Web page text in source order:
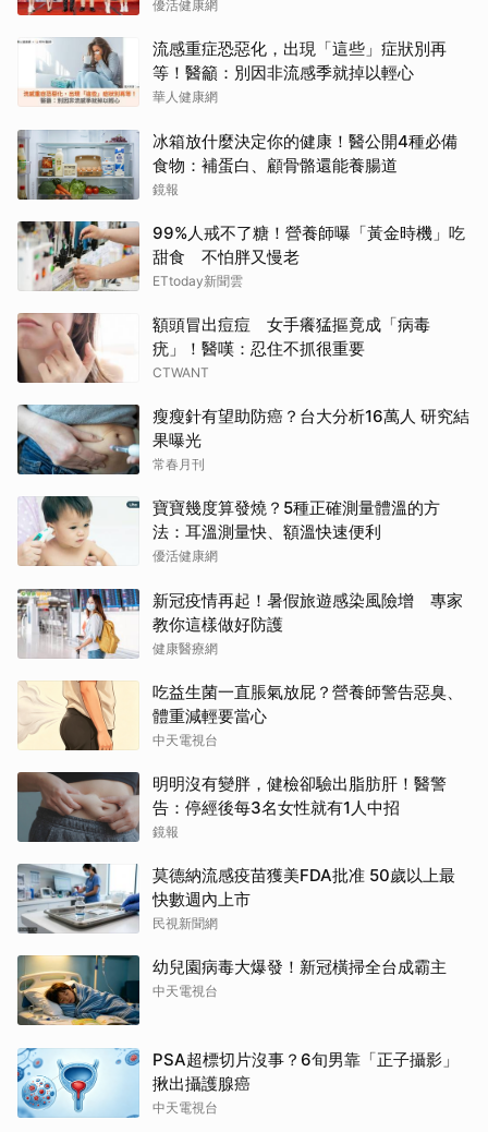
3成
優活健康網
流感重症恐惡化，出現「這些」症狀別再
等！醫籲：別因非流感季就掉以輕心
華人健康網
冰箱放什麼決定你的健康！醫公開4種必備
食物：補蛋白、顧骨骼還能養腸道
鏡報
99%人戒不了糖！營養師曝「黃金時機」吃
甜食 不怕胖又慢老
ETtoday新聞雲
額頭冒出痘痘 女手癢猛摳竟成「病毒
疣」！醫嘆：忍住不抓很重要
CTWANT
瘦瘦針有望助防癌？台大分析16萬人 研究結
果曝光
常春月刊
寶寶幾度算發燒？5種正確測量體溫的方
法：耳溫測量快、額溫快速便利
優活健康網
新冠疫情再起！暑假旅遊感染風險增 專家
教你這樣做好防護
健康醫療網
吃益生菌一直脹氣放屁？營養師警告惡臭、
體重減輕要當心
中天電視台
明明沒有變胖，健檢卻驗出脂肪肝！醫警
告：停經後每3名女性就有1人中招
鏡報
莫德納流感疫苗獲美FDA批准 50歲以上最
快數週內上市
民視新聞網
幼兒園病毒大爆發！新冠橫掃全台成霸主
中天電視台
PSA超標切片沒事？6旬男靠「正子攝影」
揪出攝護腺癌
中天電視台